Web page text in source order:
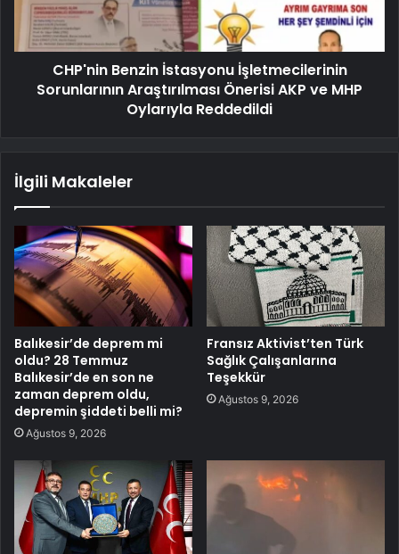
CHP'nin Benzin İstasyonu İşletmecilerinin
Sorunlarının Araştırılması Önerisi AKP ve MHP
Oylarıyla Reddedildi
İlgili Makaleler
Balıkesir’de deprem mi
oldu? 28 Temmuz
Balıkesir’de en son ne
zaman deprem oldu,
depremin şiddeti belli mi?
Ağustos 9, 2026
Fransız Aktivist’ten Türk
Sağlık Çalışanlarına
Teşekkür
Ağustos 9, 2026